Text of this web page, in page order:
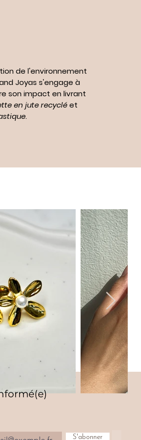
de l'environnement
Joyas s'engage à
son impact en livrant
en jute recycléet
.
S'abonner